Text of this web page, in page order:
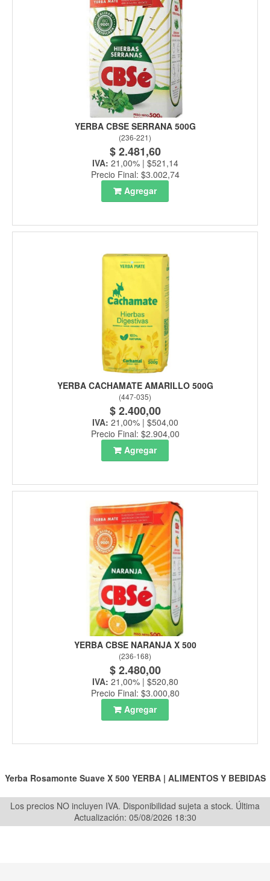
YERBA CBSE SERRANA 500G
(236-221)
$ 2.481,60
IVA: 21,00% | $521,14
Precio Final: $3.002,74
Agregar
YERBA CACHAMATE AMARILLO 500G
(447-035)
$ 2.400,00
IVA: 21,00% | $504,00
Precio Final: $2.904,00
Agregar
YERBA CBSE NARANJA X 500
(236-168)
$ 2.480,00
IVA: 21,00% | $520,80
Precio Final: $3.000,80
Agregar
Yerba Rosamonte Suave X 500 YERBA| ALIMENTOS Y BEBIDAS
Los precios NO incluyen IVA. Disponibilidad sujeta a stock. Última
Actualización: 05/08/2026 18:30